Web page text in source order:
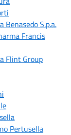
S.p.a.
Francis
Flint Group
Pertusella